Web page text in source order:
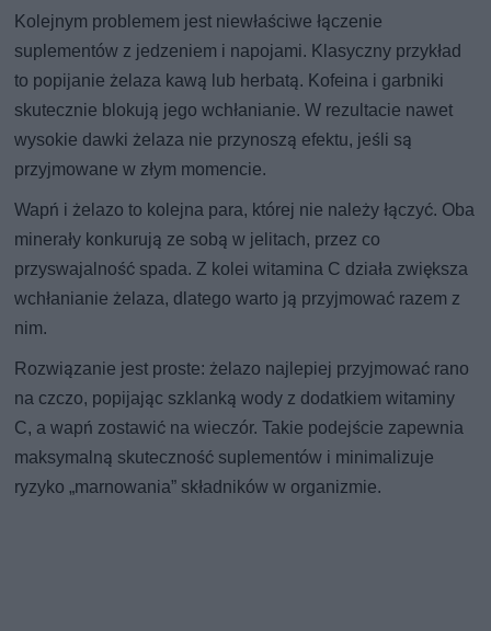
Kolejnym problemem jest niewłaściwe łączenie
suplementów z jedzeniem i napojami. Klasyczny przykład
to popijanie żelaza kawą lub herbatą. Kofeina i garbniki
skutecznie blokują jego wchłanianie. W rezultacie nawet
wysokie dawki żelaza nie przynoszą efektu, jeśli są
przyjmowane w złym momencie.
Wapń i żelazo to kolejna para, której nie należy łączyć. Oba
minerały konkurują ze sobą w jelitach, przez co
przyswajalność spada. Z kolei witamina C działa zwiększa
wchłanianie żelaza, dlatego warto ją przyjmować razem z
nim.
Rozwiązanie jest proste: żelazo najlepiej przyjmować rano
na czczo, popijając szklanką wody z dodatkiem witaminy
C, a wapń zostawić na wieczór. Takie podejście zapewnia
maksymalną skuteczność suplementów i minimalizuje
ryzyko „marnowania” składników w organizmie.